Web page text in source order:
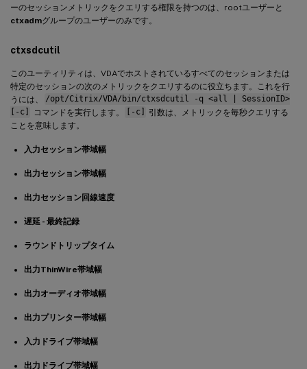
ーのセッションメトリックをクエリする権限を持つのは、rootユーザーと
ctxadmグループのユーザーのみです。
ctxsdcutil
このユーティリティは、VDAでホストされているすべてのセッションまたは
特定のセッションの次のメトリックをクエリするのに役立ちます。これを行
うには、
/opt/Citrix/VDA/bin/ctxsdcutil -q <all | SessionID>
[-c]
コマンドを実行します。 [-c]
引数は、メトリックを毎秒クエリする
ことを意味します。
入力セッション帯域幅
出力セッション帯域幅
出力セッション回線速度
遅延 - 最終記録
ラウンドトリップタイム
出力ThinWire帯域幅
出力オーディオ帯域幅
出力プリンター帯域幅
入力ドライブ帯域幅
出力ドライブ帯域幅